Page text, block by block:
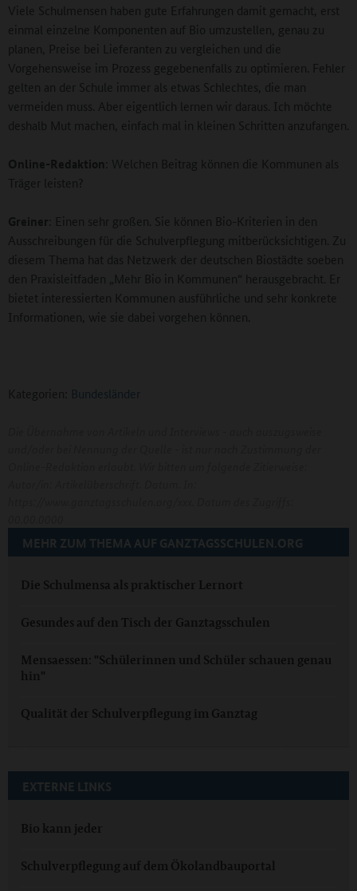
Viele Schulmensen haben gute Erfahrungen damit gemacht, erst
einmal einzelne Komponenten auf Bio umzustellen, genau zu
planen, Preise bei Lieferanten zu vergleichen und die
Vorgehensweise im Prozess gegebenenfalls zu optimieren. Fehler
gelten an der Schule immer als etwas Schlechtes, die man
vermeiden muss. Aber eigentlich lernen wir daraus. Ich möchte
deshalb Mut machen, einfach mal in kleinen Schritten anzufangen.
Online-Redaktion : Welchen Beitrag können die Kommunen als
Träger leisten?
Greiner : Einen sehr großen. Sie können Bio-Kriterien in den
Ausschreibungen für die Schulverpflegung mitberücksichtigen. Zu
diesem Thema hat das Netzwerk der deutschen Biostädte soeben
den Praxisleitfaden „Mehr Bio in Kommunen“ herausgebracht. Er
bietet interessierten Kommunen ausführliche und sehr konkrete
Informationen, wie sie dabei vorgehen können.
Kategorien: Bundesländer
MEHR ZUM THEMA AUF GANZTAGSSCHULEN.ORG
Die Schulmensa als praktischer Lernort
Gesundes auf den Tisch der Ganztagsschulen
Mensaessen: "Schülerinnen und Schüler schauen genau
hin"
Qualität der Schulverpflegung im Ganztag
EXTERNE LINKS
Bio kann jeder
Schulverpflegung auf dem Ökolandbauportal